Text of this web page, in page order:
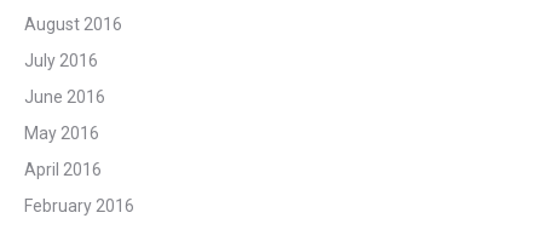
August 2016
July 2016
June 2016
May 2016
April 2016
February 2016